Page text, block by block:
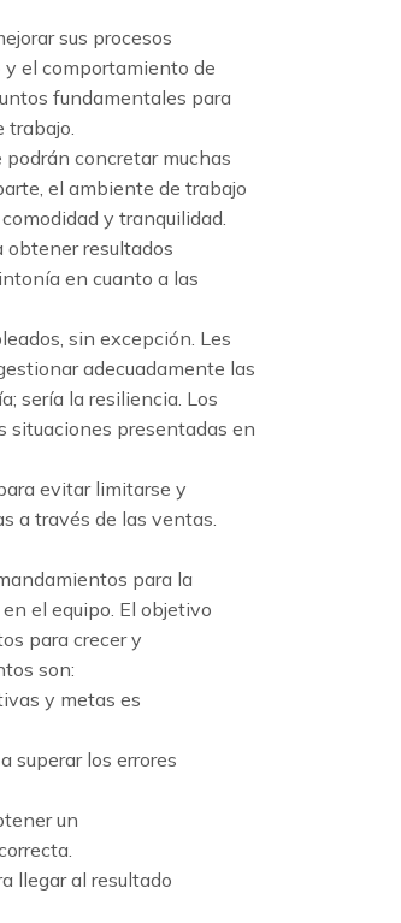
sus procesos
el comportamiento de
fundamentales para
concretar muchas
el ambiente de trabajo
y tranquilidad.
obtener resultados
en cuanto a las
sin excepción. Les
adecuadamente las
sería la resiliencia. Los
situaciones presentadas en
evitar limitarse y
a través de las ventas.
para la
el equipo. El objetivo
para crecer y
son:
y metas es
superar los errores
un
llegar al resultado